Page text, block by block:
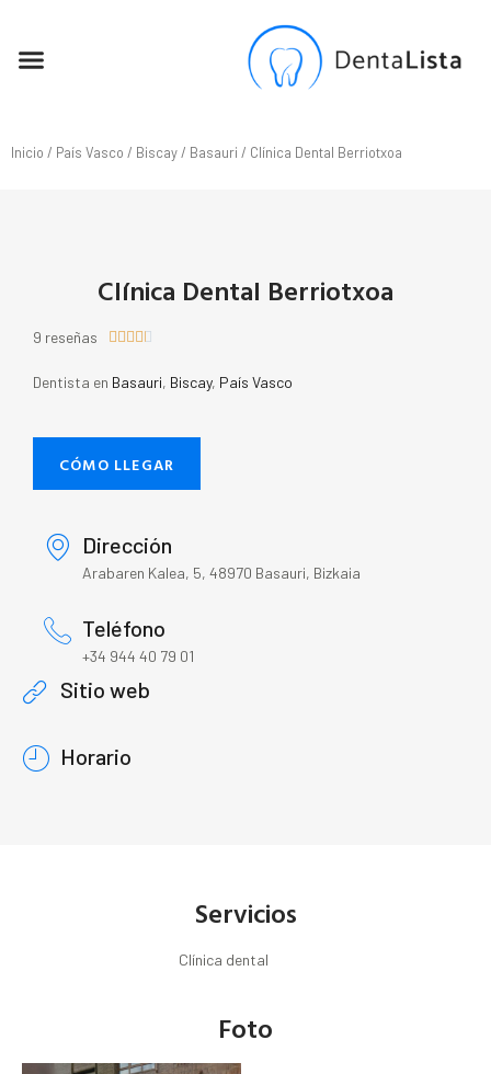
Inicio / País Vasco / Biscay/ Basauri / Clínica Dental Berriotxoa
Clínica Dental Berriotxoa
9 reseñas     
Dentista en Basauri, Biscay, País Vasco
CÓMO LLEGAR
Dirección
Arabaren Kalea, 5, 48970 Basauri, Bizkaia
Teléfono
+34 944 40 79 01
Sitio web
Horario
Servicios
Clínica dental
Foto